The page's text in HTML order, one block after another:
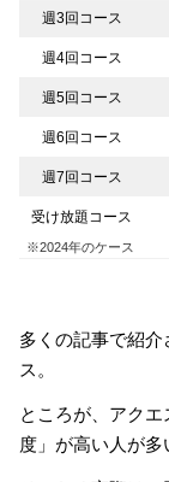
週3回コース
週4回コース
週5回コース
週6回コース
週7回コース
受け放題コース
※2024年のケース
多くの記事で紹
ス。
ところが、アク
度」が高い人が多